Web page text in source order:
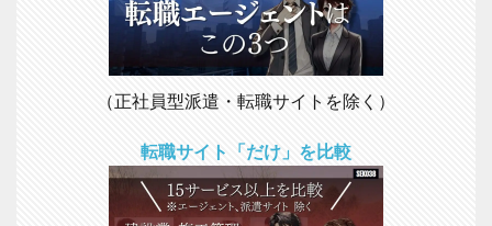
（正社員型派遣・転職サイトを除く）
転職サイト「だけ」を比較